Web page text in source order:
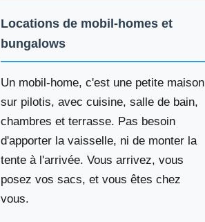
Locations de mobil-homes et
bungalows
Un mobil-home, c'est une petite maison
sur pilotis, avec cuisine, salle de bain,
chambres et terrasse. Pas besoin
d'apporter la vaisselle, ni de monter la
tente à l'arrivée. Vous arrivez, vous
posez vos sacs, et vous êtes chez
vous.